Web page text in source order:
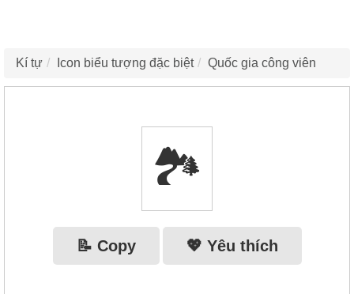
Kí tự Icon biểu tượng đặc biệt Quốc gia công viên
🏞
📝 Copy 💖 Yêu thích